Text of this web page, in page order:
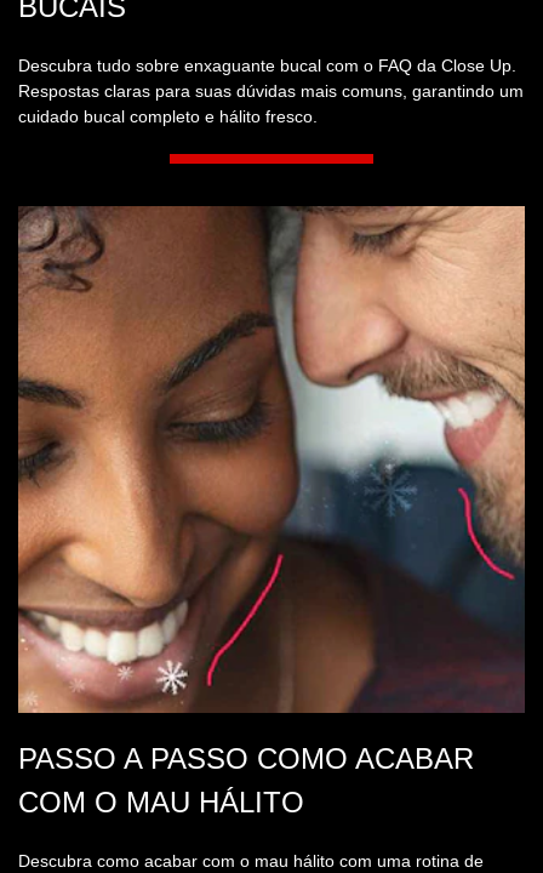
Descubra tudo sobre enxaguante bucal com o FAQ da Close Up.
Respostas claras para suas dúvidas mais comuns, garantindo um
cuidado bucal completo e hálito fresco.
BUCAIS
Descubra como acabar com o mau hálito com uma rotina de
PASSO A PASSO COMO ACABAR
COM O MAU HÁLITO